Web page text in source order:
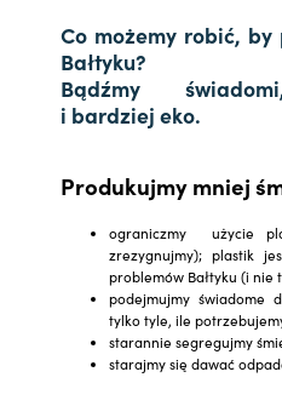
Co możemy robić,
Bałtyku?
Bądźmy
i bardziej eko.
Produkujmy mniej
ograniczmy użycie
zrezygnujmy); plastik
problemów Bałtyku (i nie
podejmujmy świadome
tylko tyle, ile
starannie segregujmy
starajmy się dawać